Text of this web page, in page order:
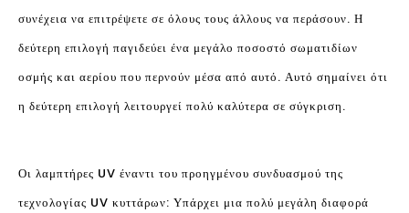
συνέχεια να επιτρέψετε σε όλους τους άλλους να περάσουν. Η
δεύτερη επιλογή παγιδεύει ένα μεγάλο ποσοστό σωματιδίων
οσμής και αερίου που περνούν μέσα από αυτό. Αυτό σημαίνει ότι
η δεύτερη επιλογή λειτουργεί πολύ καλύτερα σε σύγκριση.
Οι λαμπτήρες UV έναντι του προηγμένου συνδυασμού της
τεχνολογίας UV κυττάρων: Υπάρχει μια πολύ μεγάλη διαφορά